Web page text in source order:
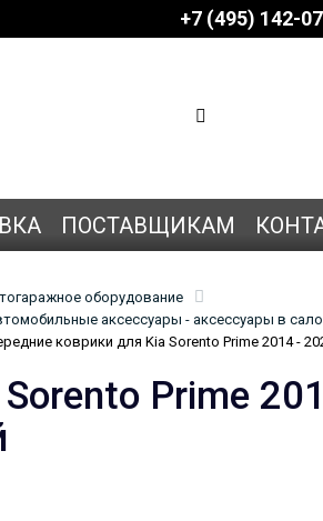
+7 (495) 142-
ПОСТАВЩИКАМ
оборудование
аксессуары - аксессуары в
коврики для Kia Sorento Prime 2014 -
Prime